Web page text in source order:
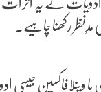
ادویات کے یہ
رکھنا چاہیے۔
یا وینلافاکسین